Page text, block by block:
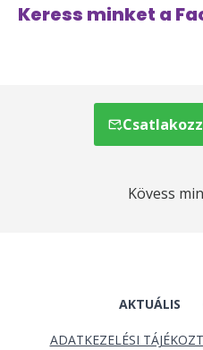
Keress minket a
Kövess
AKTUÁLIS
ADATKEZELÉSI